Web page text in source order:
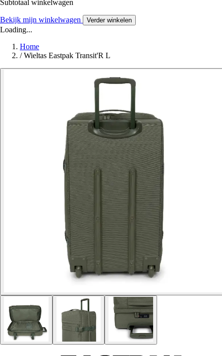
Subtotaal winkelwagen
Bekijk mijn winkelwagen Verder winkelen
Loading...
Home
/ Wieltas Eastpak Transit'R L